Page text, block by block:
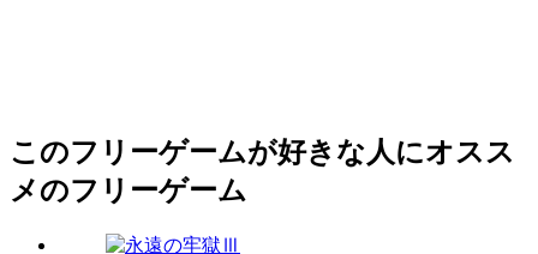
このフリーゲームが好きな人にオスス
メのフリーゲーム